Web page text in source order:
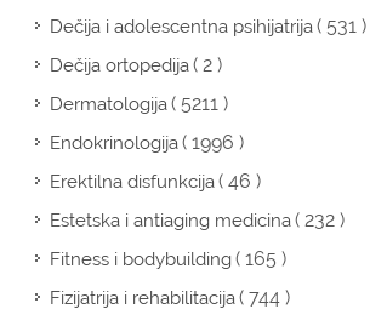
Dečija i adolescentna psihijatrija( 531 )
Dečija ortopedija( 2 )
Dermatologija( 5211 )
Endokrinologija( 1996 )
Erektilna disfunkcija( 46 )
Estetska i antiaging medicina( 232 )
Fitness i bodybuilding( 165 )
Fizijatrija i rehabilitacija( 744 )